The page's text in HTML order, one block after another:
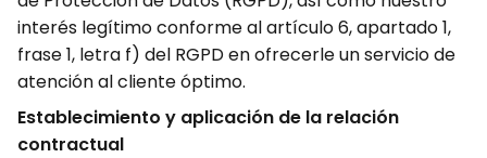
interés legítimo conforme al artículo 6, apartado 1,
frase 1, letra f) del RGPD en ofrecerle un servicio de
atención al cliente óptimo.
Establecimiento y aplicación de la relación
contractual